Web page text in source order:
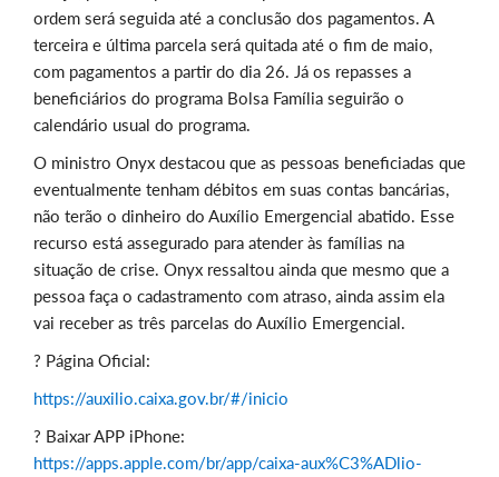
ordem será seguida até a conclusão dos pagamentos. A
terceira e última parcela será quitada até o fim de maio,
com pagamentos a partir do dia 26. Já os repasses a
beneficiários do programa Bolsa Família seguirão o
calendário usual do programa.
O ministro Onyx destacou que as pessoas beneficiadas que
eventualmente tenham débitos em suas contas bancárias,
não terão o dinheiro do Auxílio Emergencial abatido. Esse
recurso está assegurado para atender às famílias na
situação de crise. Onyx ressaltou ainda que mesmo que a
pessoa faça o cadastramento com atraso, ainda assim ela
vai receber as três parcelas do Auxílio Emergencial.
? Página Oficial:
https://auxilio.caixa.gov.br/#/inicio
? Baixar APP iPhone:
https://apps.apple.com/br/app/caixa-aux%C3%ADlio-